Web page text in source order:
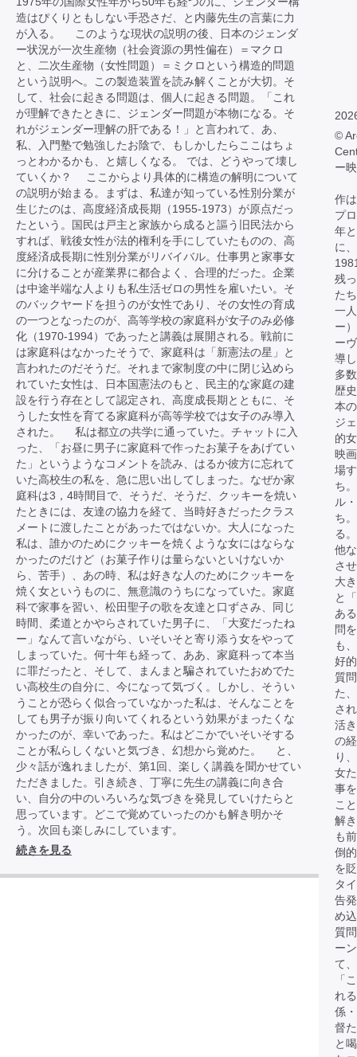
造はぴくりともしない手恐さだ、と内藤先生の言葉に力
が入る。 このような現状の説明の後、日本のジェンダ
ー状況が一次生産物（社会資源の男性偏在）＝マクロ
と、二次生産物（女性問題）＝ミクロという構造的問題
という説明へ。この製造装置を読み解くことが大切。そ
して、社会に起きる問題は、個人に起きる問題。「これ
が理解できたときに、ジェンダー問題が本物になる。そ
れがジェンダー理解の肝である！」と言われて、あ、
私、入門塾で勉強したお陰で、もしかしたらここはちょ
っとわかるかも、と嬉しくなる。 では、どうやって壊し
ていくか？ ここからより具体的に構造の解明について
の説明が始まる。まずは、私達が知っている性別分業が
生じたのは、高度経済成長期（1955-1973）が原点だっ
たという。国民は戸主と家族から成ると謳う旧民法から
すれば、戦後女性が法的権利を手にしていたものの、高
度経済成長期に性別分業がリバイバル。仕事男と家事女
に分けることが産業界に都合よく、合理的だった。企業
は中途半端な人よりも私生活ゼロの男性を雇いたい。そ
のバックヤードを担うのが女性であり、その女性の育成
の一つとなったのが、高等学校の家庭科が女子のみ必修
化（1970-1994）であったと講義は展開される。戦前に
は家庭科はなかったそうで、家庭科は「新憲法の星」と
言われたのだそうだ。それまで家制度の中に閉じ込めら
れていた女性は、日本国憲法のもと、民主的な家庭の建
設を行う存在として認定され、高度成長期とともに、そ
うした女性を育てる家庭科が高等学校では女子のみ導入
された。 私は都立の共学に通っていた。チャットに入
った、「お昼に男子に家庭科で作ったお菓子をあげてい
た」というようなコメントを読み、はるか彼方に忘れて
いた高校生の私を、急に思い出してしまった。なぜか家
庭科は3，4時間目で、そうだ、そうだ、クッキーを焼い
たときには、友達の協力を経て、当時好きだったクラス
メートに渡したことがあったではないか。大人になった
私は、誰かのためにクッキーを焼くような女にはならな
かったのだけど（お菓子作りは量らないといけないか
ら、苦手）、あの時、私は好きな人のためにクッキーを
焼く女というものに、無意識のうちになっていた。家庭
科で家事を習い、松田聖子の歌を友達と口ずさみ、同じ
時間、柔道とかやらされていた男子に、「大変だったね
ー」なんて言いながら、いそいそと寄り添う女をやって
しまっていた。何十年も経って、ああ、家庭科って本当
に罪だったと、そして、まんまと騙されていたおめでた
い高校生の自分に、今になって気づく。しかし、そうい
うことが恐らく似合っていなかった私は、そんなことを
しても男子が振り向いてくれるという効果がまったくな
かったのが、幸いであった。私はどこかでいそいそする
ことが私らしくないと気づき、幻想から覚めた。 と、
少々話が逸れましたが、第1回、楽しく講義を聞かせてい
ただきました。引き続き、丁寧に先生の講義に向き合
い、自分の中のいろいろな気づきを発見していけたらと
思っています。どこで覚めていったのかも解き明かそ
う。次回も楽しみにしています。
続きを見る
©
ー
作
プ
年
に
残
た
一
ー
ー
導
多
歴
本
ジ
的
映
場
ち
ル
ち
る
他
さ
大
と
あ
問
も
好
質
た
さ
活
の
り
女
事
こ
解
も
倒
を
タ
告
め
質
ー
て
「
れ
係
督
と